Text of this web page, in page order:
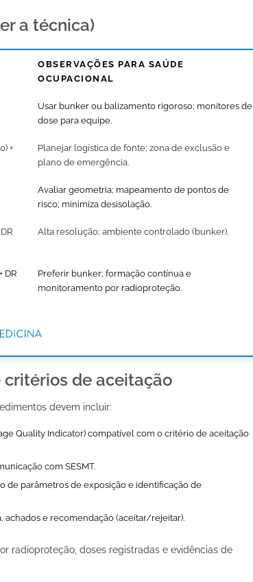
a técnica)
OBSERVAÇÕES PARA SAÚDE
OCUPACIONAL
Usar bunker ou balizamento rigoroso; monitores de
dose para equipe.
+
Planejar logística de fonte; zona de exclusão e
plano de emergência.
Avaliar geometria; mapeamento de pontos de
risco; minimiza desisolação.
Alta resolução; ambiente controlado (bunker).
DR
Preferir bunker; formação contínua e
monitoramento por radioproteção.
de aceitação
devem incluir:
Quality Indicator) compatível com o critério de aceitação
com SESMT.
de parâmetros de exposição e identificação de
achados e recomendação (aceitar/rejeitar).
radioproteção, doses registradas e evidências de